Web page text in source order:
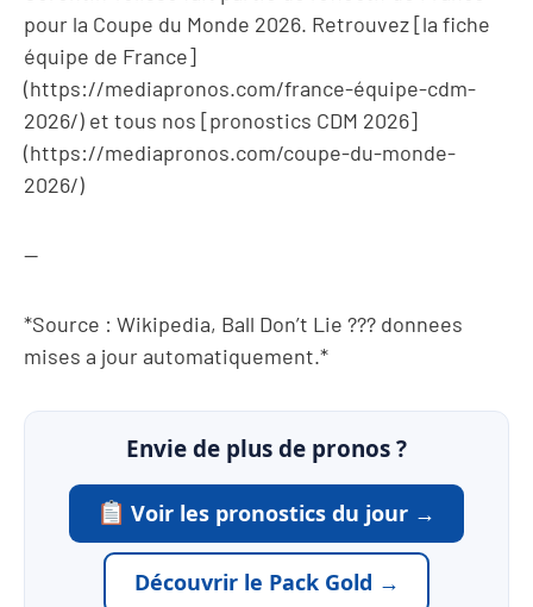
pour la Coupe du Monde 2026. Retrouvez [la fiche
équipe de France]
(https://mediapronos.com/france-équipe-cdm-
2026/) et tous nos [pronostics CDM 2026]
(https://mediapronos.com/coupe-du-monde-
2026/)
—
*Source : Wikipedia, Ball Don’t Lie ??? donnees
mises a jour automatiquement.*
Envie de plus de pronos ?
Voir les pronostics du jour →
Découvrir le Pack Gold →